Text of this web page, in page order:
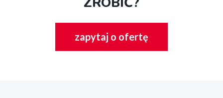
zapytaj o ofertę